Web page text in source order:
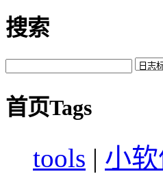
搜索
首页Tags
tools | 小